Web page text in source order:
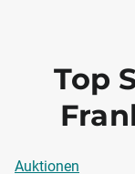
Top
Auktionen